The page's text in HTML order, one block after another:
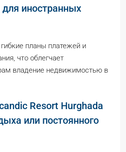
иностранных
планы платежей и
что облегчает
владение недвижимостью в
Resort Hurghada
или постоянного